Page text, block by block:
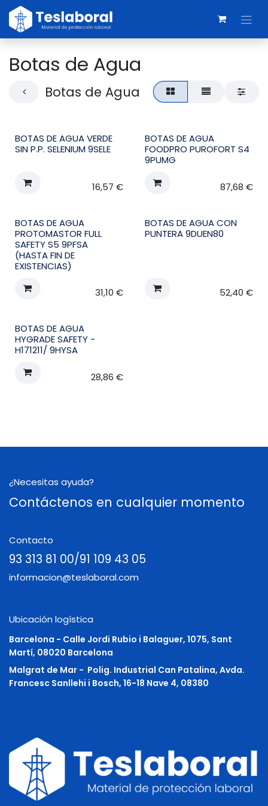
Ir al contenido
Botas de Agua
Botas de Agua
BOTAS DE AGUA VERDE
SIN P.P. SELENIUM 9SELE
16,57 €
BOTAS DE AGUA
FOODPRO PUROFORT S4
9PUMG
87,68 €
BOTAS DE AGUA
PROTOMASTOR FULL
SAFETY S5 9PFSA
(HASTA FIN DE
EXISTENCIAS)
31,10 €
BOTAS DE AGUA CON
PUNTERA 9DUEN80
52,40 €
BOTAS DE AGUA
HYGRADE SAFETY -
H171211/ 9HYSA
28,86 €
¿Necesitas ayuda?
Contáctenos en cualquier momento
Contacto
93 313 81 00/91 109 43 05
informacion@teslaboral.com
Ubicación logística
Barcelona - Calle Jordi Rubio i Balaguer, 1075, Sant
Martí, 08020 Barcelona
Malgrat de Mar - Polig. Industrial Can Patalina, Avda.
Francesc Sanllehi i Bosch, 16-18 Nave 4, 08380